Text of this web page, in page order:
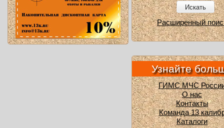
Искать
Расширенный
Узнайте
ГИМС МЧС
О нас
Контакты
Команда 13
Каталоги